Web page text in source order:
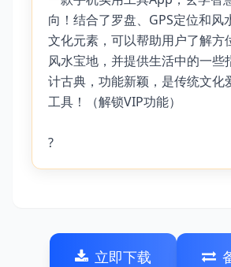
向！结合了罗盘、GPS定位和风
文化元素，可以帮助用户了解方
风水宝地，并提供生活中的一些
计古典，功能新颖，是传统文化
工具！（解锁VIP功能）
?
立即下载